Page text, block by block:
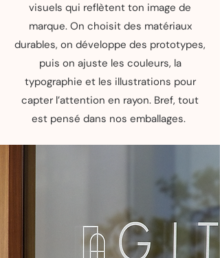
visuels qui reflètent ton image de
marque. On choisit des matériaux
durables, on développe des prototypes,
puis on ajuste les couleurs, la
typographie et les illustrations pour
capter l’attention en rayon. Bref, tout
est pensé dans nos emballages.